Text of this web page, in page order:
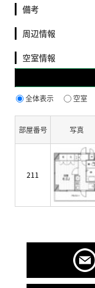
備考
周辺情報
空室情報
全体表示 空室
部屋番号 写真
211